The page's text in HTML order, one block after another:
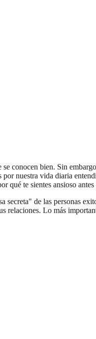
conocen bien. Sin
nuestra vida diaria
qué te sientes ansioso
secreta" de las personas
Lo más